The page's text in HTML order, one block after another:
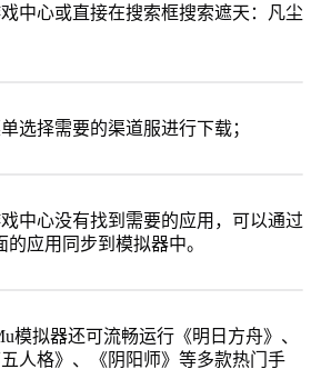
中心或直接在搜索框搜索遮天：凡尘
选择需要的渠道服进行下载；
中心没有找到需要的应用，可以通过
应用同步到模拟器中。
模拟器还可流畅运行《明日方舟》、
五人格》、《阴阳师》等多款热门手